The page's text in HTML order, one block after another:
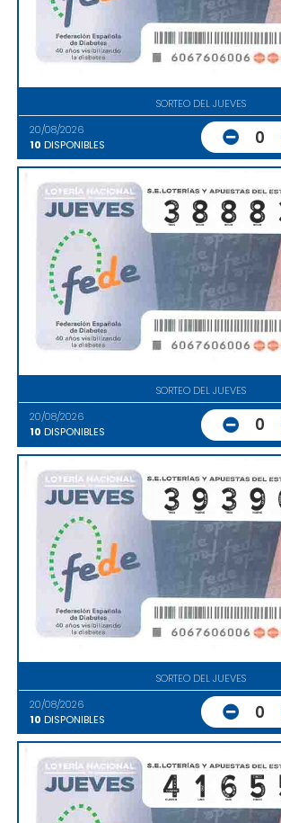
SORTEO DEL JUEVES
20/08/2026
10 DISPONIBLES 0
SORTEO DEL JUEVES
20/08/2026
10 DISPONIBLES 0
SORTEO DEL JUEVES
20/08/2026
10 DISPONIBLES 0